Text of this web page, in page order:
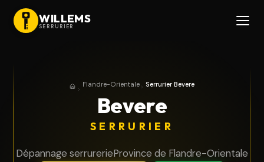
WILLEMS
SERRURIER
AccueilProvince de Flandre-Orientale
Flandre-Orientale Serrurier Bevere
Bevere
SERRURIER
Dépannage serrurerieProvince de Flandre-Orientale